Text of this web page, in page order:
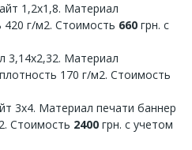
1,2х1,8. Материал
420 г/м2. Стоимость 660 грн. с
3,14х2,32. Материал
170 г/м2. Стоимость
3х4. Материал печати баннер
Стоимость 2400 грн. с учетом